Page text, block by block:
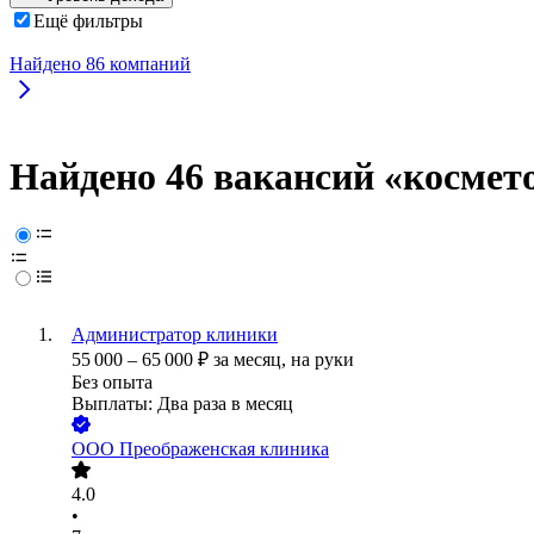
Ещё фильтры
Найдено 86 компаний
Найдено 46 вакансий
Администратор клиники
55 000 – 65 000 ₽ за месяц, на руки
Без опыта
Выплаты: Два раза в месяц
ООО Преображенская клиника
4.0
•